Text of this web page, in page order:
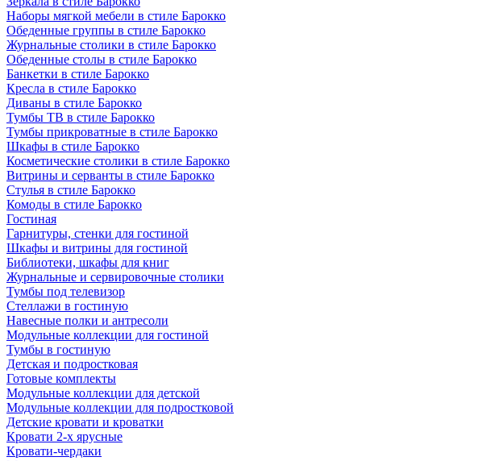
Наборы мягкой мебели в стиле Барокко
Обеденные группы в стиле Барокко
Журнальные столики в стиле Барокко
Обеденные столы в стиле Барокко
Банкетки в стиле Барокко
Кресла в стиле Барокко
Диваны в стиле Барокко
Тумбы ТВ в стиле Барокко
Тумбы прикроватные в стиле Барокко
Шкафы в стиле Барокко
Косметические столики в стиле Барокко
Витрины и серванты в стиле Барокко
Стулья в стиле Барокко
Комоды в стиле Барокко
Гостиная
Гарнитуры, стенки для гостиной
Шкафы и витрины для гостиной
Библиотеки, шкафы для книг
Журнальные и сервировочные столики
Тумбы под телевизор
Стеллажи в гостиную
Навесные полки и антресоли
Модульные коллекции для гостиной
Тумбы в гостиную
Детская и подростковая
Готовые комплекты
Модульные коллекции для детской
Модульные коллекции для подростковой
Детские кровати и кроватки
Кровати 2-х ярусные
Кровати-чердаки